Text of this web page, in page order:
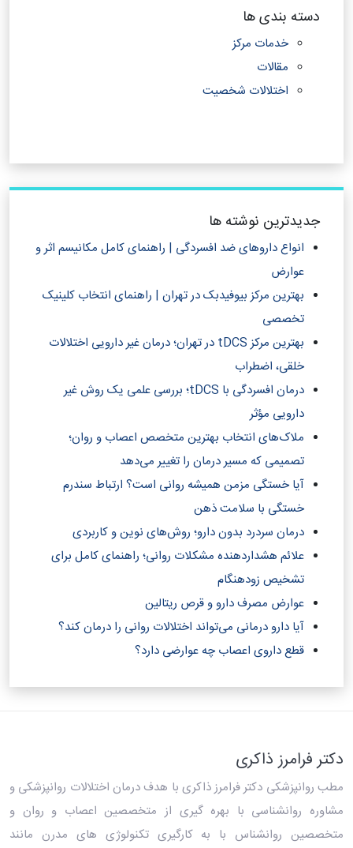
دسته بندی ها
خدمات مرکز
مقالات
اختلالات شخصیت
جدیدترین نوشته ها
انواع داروهای ضد افسردگی | راهنمای کامل مکانیسم اثر و
عوارض
بهترین مرکز بیوفیدبک در تهران | راهنمای انتخاب کلینیک
تخصصی
بهترین مرکز tDCS در تهران؛ درمان غیر دارویی اختلالات
خلقی، اضطراب
درمان افسردگی با tDCS؛ بررسی علمی یک روش غیر
دارویی مؤثر
ملاک‌های انتخاب بهترین متخصص اعصاب و روان؛
تصمیمی که مسیر درمان را تغییر می‌دهد
آیا خستگی مزمن همیشه روانی است؟ ارتباط سندرم
خستگی با سلامت ذهن
درمان سردرد بدون دارو؛ روش‌های نوین و کاربردی
علائم هشداردهنده مشکلات روانی؛ راهنمای کامل برای
تشخیص زودهنگام
عوارض مصرف دارو و قرص ریتالین
آیا دارو درمانی می‌تواند اختلالات روانی را درمان کند؟‎
قطع داروی اعصاب چه عوارضی دارد؟
دکتر فرامرز ذاکری
مطب روانپزشکی دکتر فرامرز ذاکری با هدف درمان اختلالات روانپزشکی و
مشاوره روانشناسی با بهره گیری از متخصصین اعصاب و روان و
متخصصین روانشناس با به کارگیری تکنولوژی های مدرن مانند